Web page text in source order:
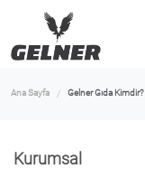
Ana Sayfa Gelner Gıda Kimdir?
Kurumsal